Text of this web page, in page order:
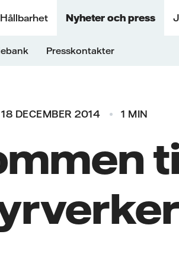
Hållbarhet Nyheter och press
Presskontakter
18 DECEMBER 2014 1 MIN